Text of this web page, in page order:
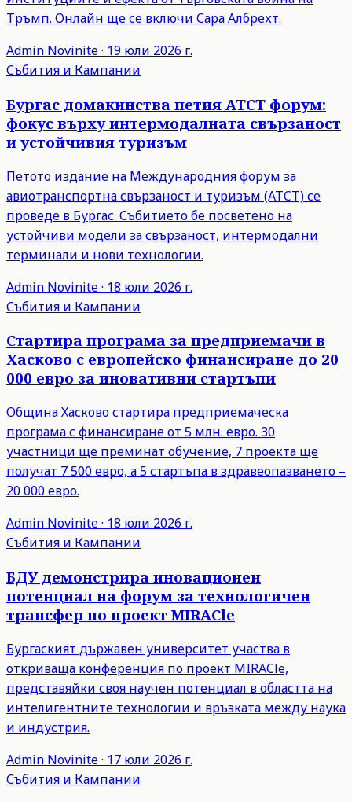
Тръмп. Онлайн ще се включи Сара Албрехт.
Admin Novinite· 19 юли 2026 г.
Събития и Кампании
Бургас домакинства петия ATCT форум:
фокус върху интермодалната свързаност
и устойчивия туризъм
Петото издание на Международния форум за
авиотранспортна свързаност и туризъм (ATCT) се
проведе в Бургас. Събитието бе посветено на
устойчиви модели за свързаност, интермодални
терминали и нови технологии.
Admin Novinite· 18 юли 2026 г.
Събития и Кампании
Стартира програма за предприемачи в
Хасково с европейско финансиране до 20
000 евро за иновативни стартъпи
Община Хасково стартира предприемаческа
програма с финансиране от 5 млн. евро. 30
участници ще преминат обучение, 7 проекта ще
получат 7 500 евро, а 5 стартъпа в здравеопазването –
20 000 евро.
Admin Novinite· 18 юли 2026 г.
Събития и Кампании
БДУ демонстрира иновационен
потенциал на форум за технологичен
трансфер по проект MIRACle
Бургаският държавен университет участва в
откриваща конференция по проект MIRACle,
представяйки своя научен потенциал в областта на
интелигентните технологии и връзката между наука
и индустрия.
Admin Novinite· 17 юли 2026 г.
Събития и Кампании